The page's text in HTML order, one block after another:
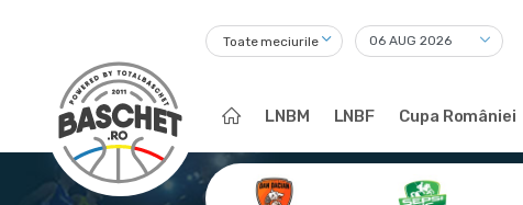
Toate meciurile
LNBM LNBF Cupa României